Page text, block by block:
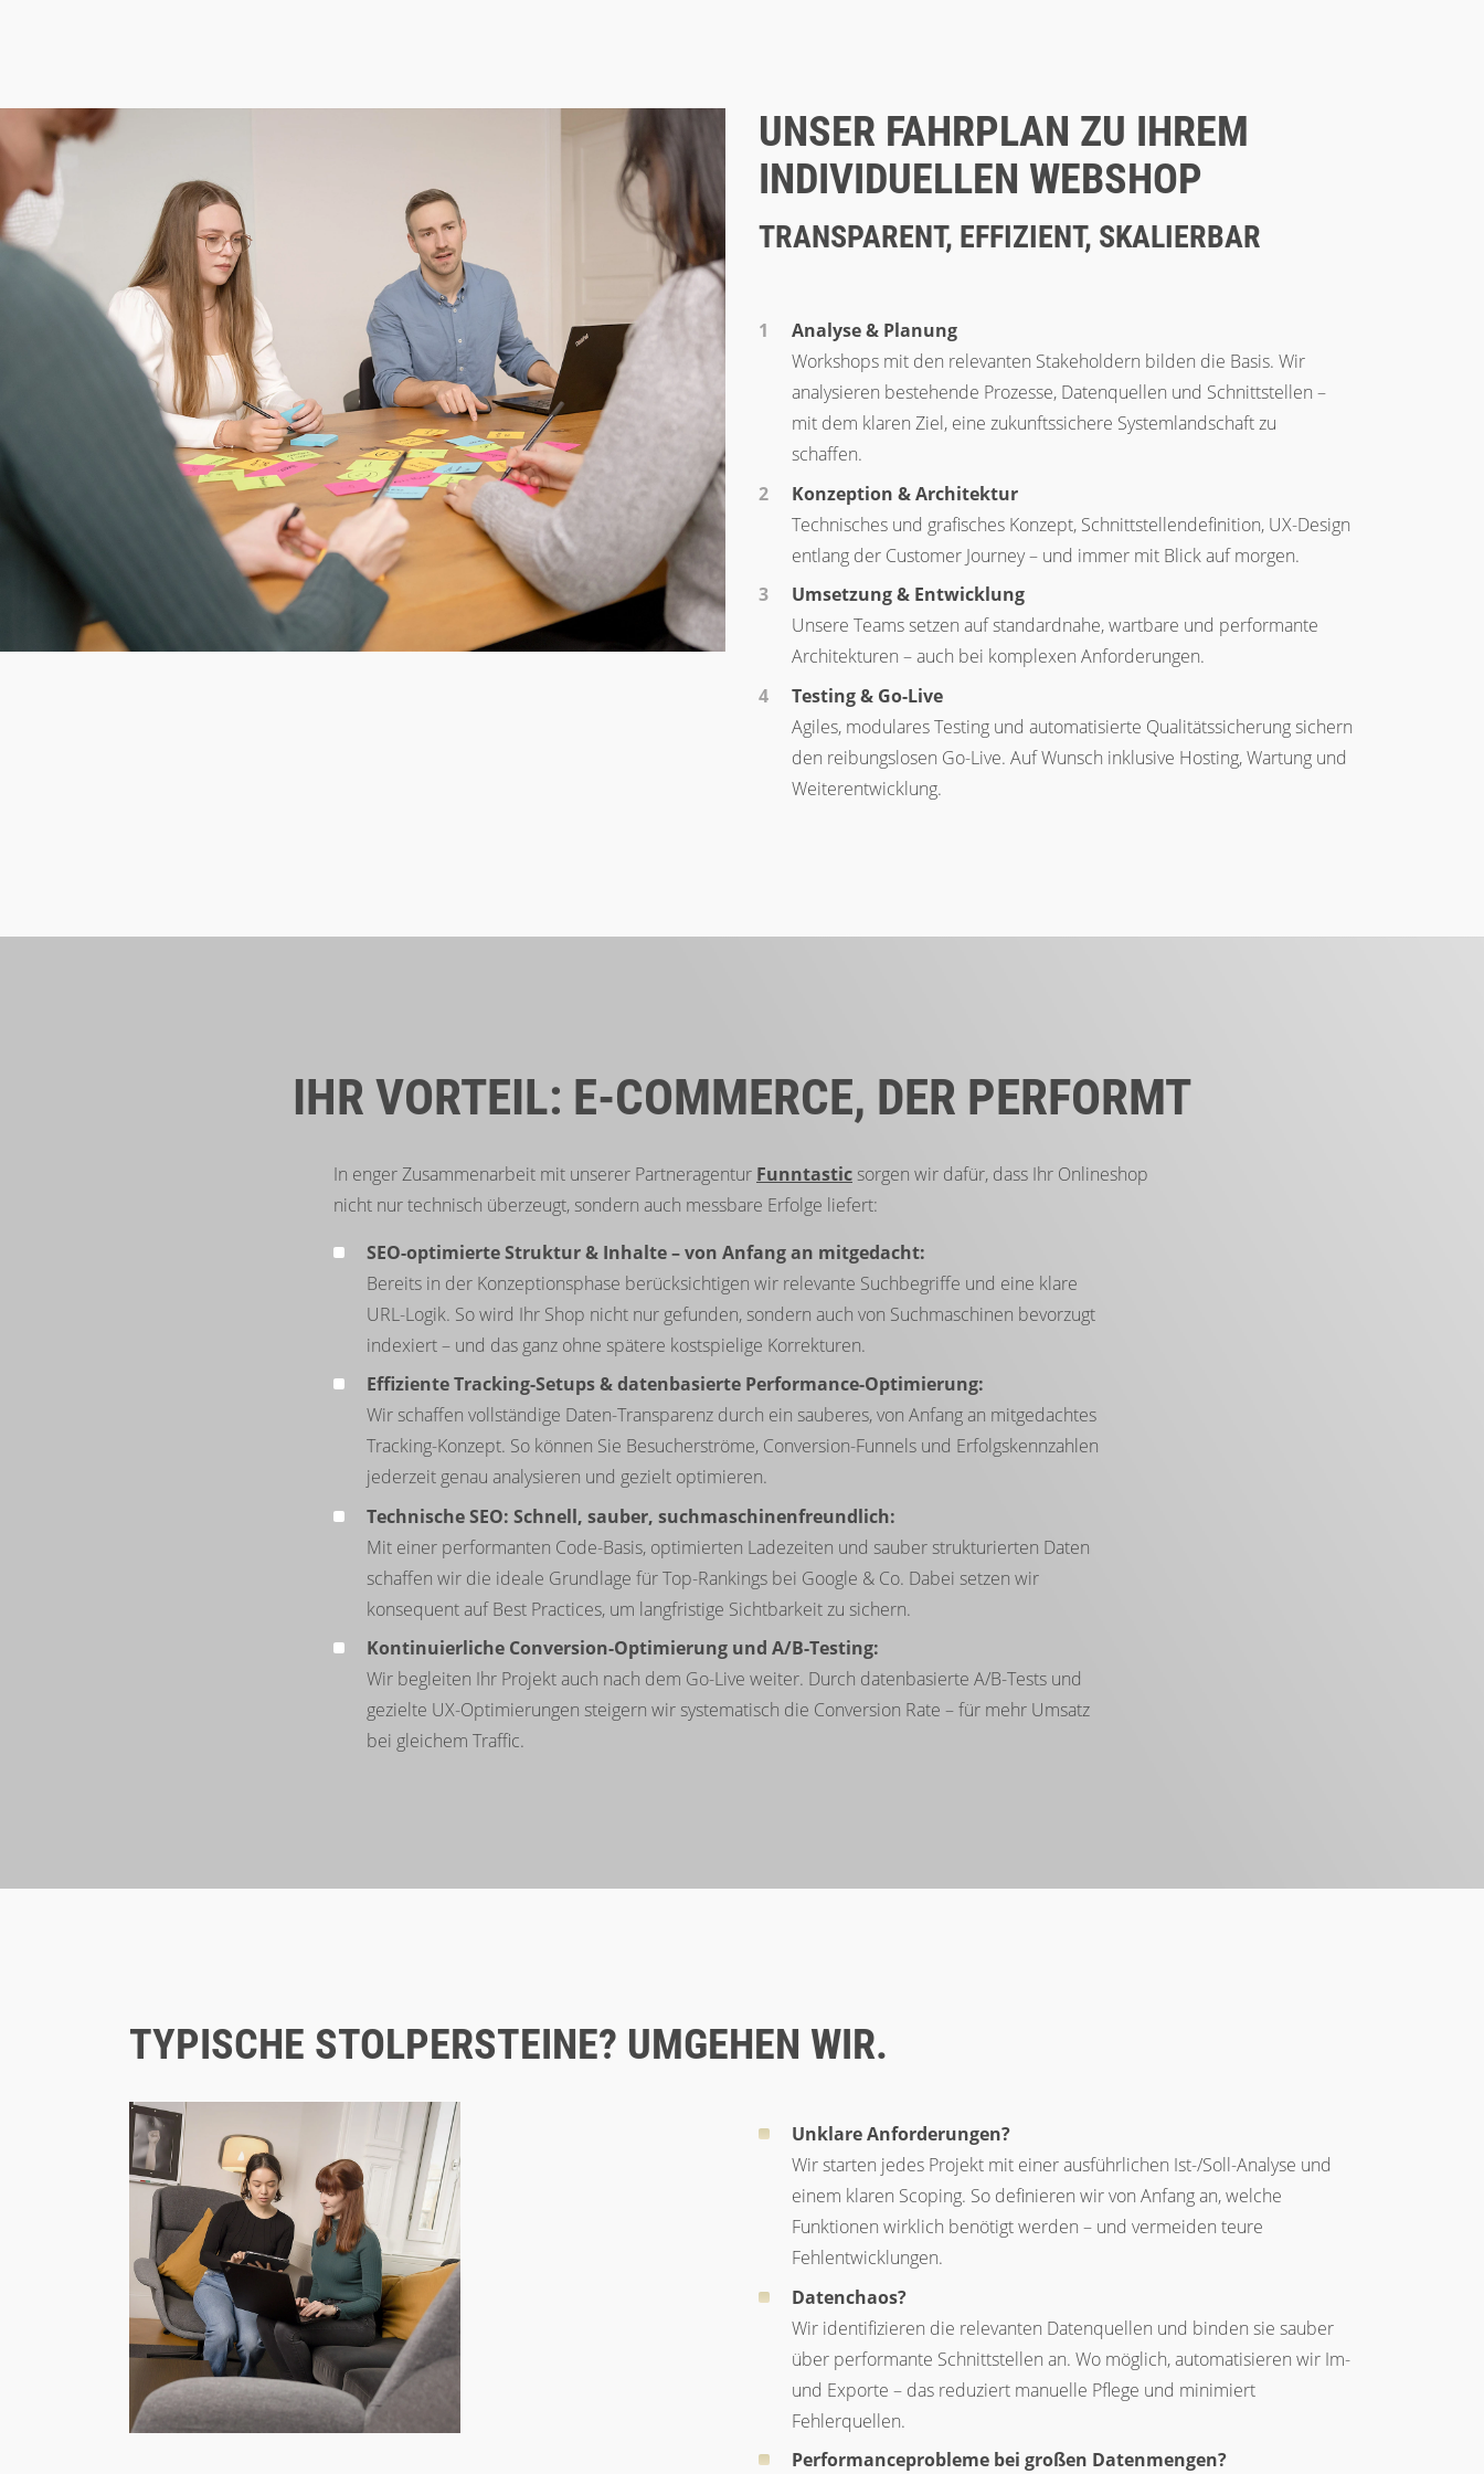
UNSER FAHRPLAN ZU IHREM
INDIVIDUELLEN WEBSHOP
TRANSPARENT, EFFIZIENT, SKALIERBAR
Analyse & Planung
Workshops mit den relevanten Stakeholdern bilden die Basis. Wir
analysieren bestehende Prozesse, Datenquellen und Schnittstellen –
mit dem klaren Ziel, eine zukunftssichere Systemlandschaft zu
schaffen.
Konzeption & Architektur
Technisches und grafisches Konzept, Schnittstellendefinition, UX-Design
entlang der Customer Journey – und immer mit Blick auf morgen.
Umsetzung & Entwicklung
Unsere Teams setzen auf standardnahe, wartbare und performante
Architekturen – auch bei komplexen Anforderungen.
Testing & Go-Live
Agiles, modulares Testing und automatisierte Qualitätssicherung sichern
den reibungslosen Go-Live. Auf Wunsch inklusive Hosting, Wartung und
Weiterentwicklung.
IHR VORTEIL: E-COMMERCE, DER PERFORMT
In enger Zusammenarbeit mit unserer Partneragentur Funntastic sorgen wir dafür, dass Ihr Onlineshop
nicht nur technisch überzeugt, sondern auch messbare Erfolge liefert:
SEO-optimierte Struktur & Inhalte – von Anfang an mitgedacht:
Bereits in der Konzeptionsphase berücksichtigen wir relevante Suchbegriffe und eine klare
URL-Logik. So wird Ihr Shop nicht nur gefunden, sondern auch von Suchmaschinen bevorzugt
indexiert – und das ganz ohne spätere kostspielige Korrekturen.
Effiziente Tracking-Setups & datenbasierte Performance-Optimierung:
Wir schaffen vollständige Daten-Transparenz durch ein sauberes, von Anfang an mitgedachtes
Tracking-Konzept. So können Sie Besucherströme, Conversion-Funnels und Erfolgskennzahlen
jederzeit genau analysieren und gezielt optimieren.
Technische SEO: Schnell, sauber, suchmaschinenfreundlich:
Mit einer performanten Code-Basis, optimierten Ladezeiten und sauber strukturierten Daten
schaffen wir die ideale Grundlage für Top-Rankings bei Google & Co. Dabei setzen wir
konsequent auf Best Practices, um langfristige Sichtbarkeit zu sichern.
Kontinuierliche Conversion-Optimierung und A/B-Testing:
Wir begleiten Ihr Projekt auch nach dem Go-Live weiter. Durch datenbasierte A/B-Tests und
gezielte UX-Optimierungen steigern wir systematisch die Conversion Rate – für mehr Umsatz
bei gleichem Traffic.
TYPISCHE STOLPERSTEINE? UMGEHEN WIR.
Unklare Anforderungen?
Wir starten jedes Projekt mit einer ausführlichen Ist-/Soll-Analyse und
einem klaren Scoping. So definieren wir von Anfang an, welche
Funktionen wirklich benötigt werden – und vermeiden teure
Fehlentwicklungen.
Datenchaos?
Wir identifizieren die relevanten Datenquellen und binden sie sauber
über performante Schnittstellen an. Wo möglich, automatisieren wir Im-
und Exporte – das reduziert manuelle Pflege und minimiert
Fehlerquellen.
Performanceprobleme bei großen Datenmengen?